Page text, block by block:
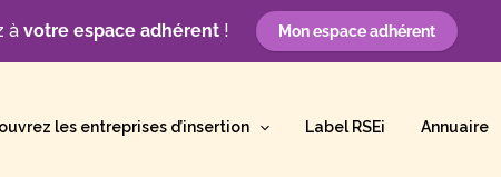
à votre espace adhérent! Mon espace adhérent
les entreprises d’insertion Label RSEi Annuaire